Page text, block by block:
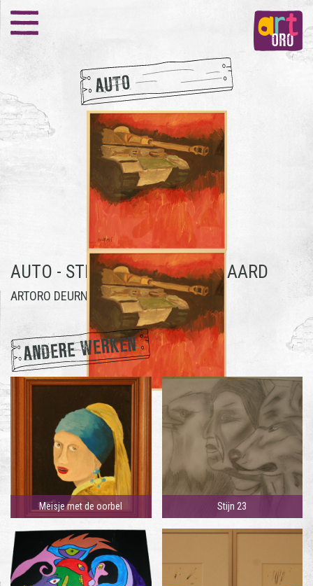
AUTO
AUTO - STIJN VAN DEN BOOGAARD
ARTORO DEURNE
ANDERE WERKEN
Meisje met de oorbel Stijn 23